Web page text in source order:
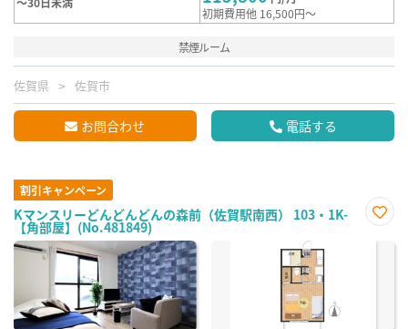
初期費用他 16,500円～
禁煙ルーム
佐賀県 佐賀市
お問合わせ 電話する
割引キャンペーン
Kマンスリーどんどんどんの森前（佐賀駅南西） 103・1K-
【角部屋】(No.481849)
に入